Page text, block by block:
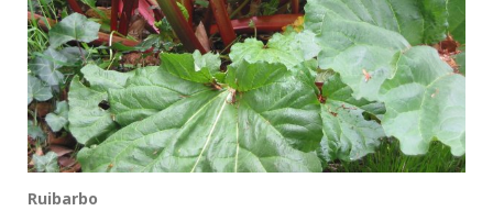
Ruibarbo